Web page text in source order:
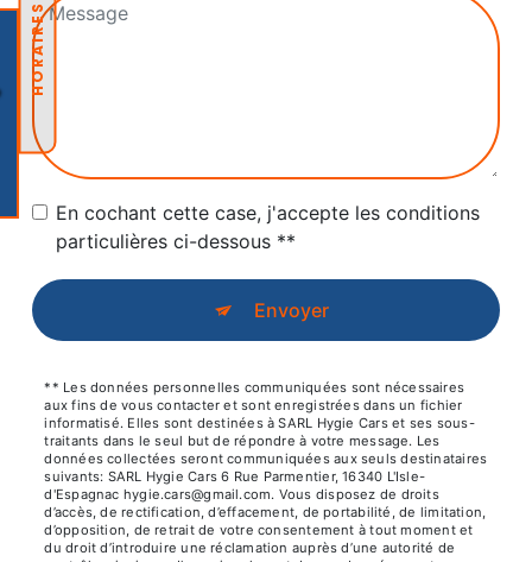
En cochant cette case, j'accepte les conditions
particulières ci-dessous **
Envoyer
** Les données personnelles communiquées sont nécessaires
aux fins de vous contacter et sont enregistrées dans un fichier
informatisé. Elles sont destinées à SARL Hygie Cars et ses sous-
traitants dans le seul but de répondre à votre message. Les
données collectées seront communiquées aux seuls destinataires
suivants: SARL Hygie Cars 6 Rue Parmentier, 16340 L'Isle-
d'Espagnac hygie.cars@gmail.com. Vous disposez de droits
d’accès, de rectification, d’effacement, de portabilité, de limitation,
d’opposition, de retrait de votre consentement à tout moment et
du droit d’introduire une réclamation auprès d’une autorité de
HORAIRES